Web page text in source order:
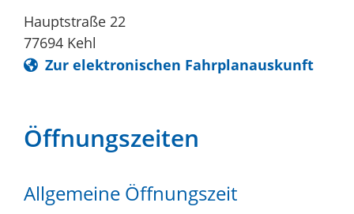
Hauptstraße 22
77694 Kehl
Zur elektronischen Fahrplanauskunft
Öffnungszeiten
Allgemeine Öffnungszeit